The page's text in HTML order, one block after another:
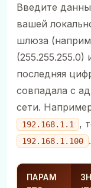
Введите
вашей
шлюза
последняя
совпадала с
сети.
192.168.1.1 ,
192.168.1.100 .
ПАРАМ